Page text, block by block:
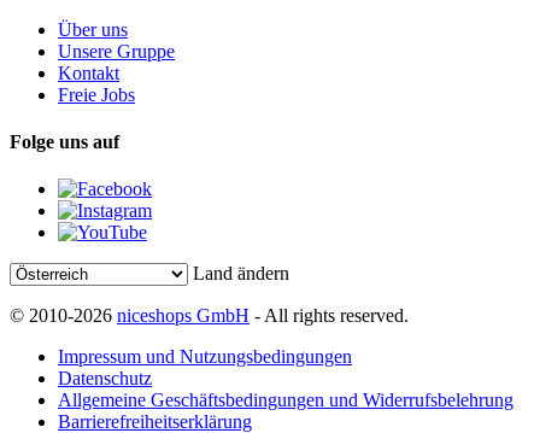
Über uns
Unsere Gruppe
Kontakt
Freie Jobs
Folge uns auf
Land ändern
© 2010-2026 niceshops GmbH - All rights reserved.
Impressum und Nutzungsbedingungen
Datenschutz
Allgemeine Geschäftsbedingungen und Widerrufsbelehrung
Barrierefreiheitserklärung